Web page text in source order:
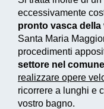
eccessivamente
pronto vasca
Santa Maria
procedimenti
settore nel
realizzare opere
ricorrere a lunghi e
vostro bagno.